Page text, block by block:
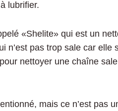
lubrifier.
«Shelite» qui est un
n’est pas trop sale car elle
nettoyer une chaîne
mais ce n’est pas